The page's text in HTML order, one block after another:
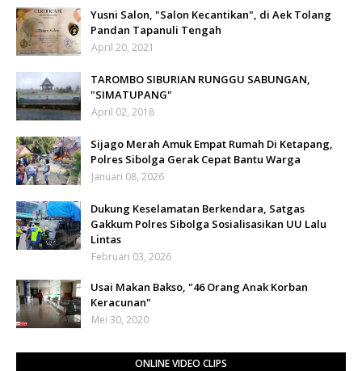
Yusni Salon, "Salon Kecantikan", di Aek Tolang
Pandan Tapanuli Tengah
April 20, 2021
TAROMBO SIBURIAN RUNGGU SABUNGAN,
"SIMATUPANG"
April 02, 2018
Sijago Merah Amuk Empat Rumah Di Ketapang,
Polres Sibolga Gerak Cepat Bantu Warga
Januari 08, 2026
Dukung Keselamatan Berkendara, Satgas
Gakkum Polres Sibolga Sosialisasikan UU Lalu
Lintas
Februari 03, 2026
Usai Makan Bakso, "46 Orang Anak Korban
Keracunan"
Mei 30, 2020
ONLINE VIDEO CLIPS